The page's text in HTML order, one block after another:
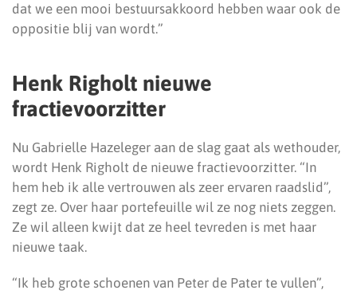
dat we een mooi bestuursakkoord hebben waar ook de
oppositie blij van wordt.”
Henk Righolt nieuwe
fractievoorzitter
Nu Gabrielle Hazeleger aan de slag gaat als wethouder,
wordt Henk Righolt de nieuwe fractievoorzitter. “In
hem heb ik alle vertrouwen als zeer ervaren raadslid”,
zegt ze. Over haar portefeuille wil ze nog niets zeggen.
Ze wil alleen kwijt dat ze heel tevreden is met haar
nieuwe taak.
“Ik heb grote schoenen van Peter de Pater te vullen”,